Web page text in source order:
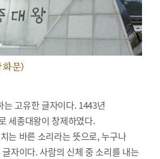
문)
고유한 글자이다. 1443년
세종대왕이 창제하였다.
는 바른 소리라는 뜻으로, 누구나
자이다. 사람의 신체 중 소리를 내는